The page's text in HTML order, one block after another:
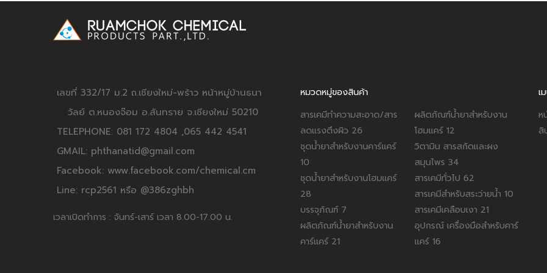
เลขที่ 332/17 ม.2 ถ.เชียงใหม่-พร้าว หน้าหมู่บ้านธนา
วัลย์ ต.หนองจ๊อม อ.สันทราย จ.เชียงใหม่ 50210
TELEPHONE: 081 172 4804 ,065 442 4541
GMAIL: phthanatid@gmail.com
Facebook: www.facebook.com/chemical.cm
Line: rcp2561 หรือ @386zghbh
เวลาเปิดทำการ : จันทร์-เสาร์ เวลา 8.00-17.00 น.
หมวดหมู่ของสินค้า
สารเคมีทำความสะอาด/สาร
ลดแรงตึงผิว 26
ชุดน้ำยาสำหรับงานคาร์แคร์
10
ชุดน้ำยาสำหรับงานโฮมแคร์
28
บรรจุภัณฑ์ 7
ผลิตภัณฑ์น้ำยาสำหรับงาน
คาร์แคร์ 21
ผลิตภัณฑ์น้ำยาสำหรับงาน
โฮมแคร์ 12
วิตามิน สารสกัดและผง
สมุนไพร 34
สารเคมีทั่วไป 62
สารเคมีสำหรับสระว่ายน้ำ 10
สารเคมีเคลือบเงา 21
อุปกรณ์ เครื่องมือสำหรับคาร์
แคร์ 16
เ
ห
สิ